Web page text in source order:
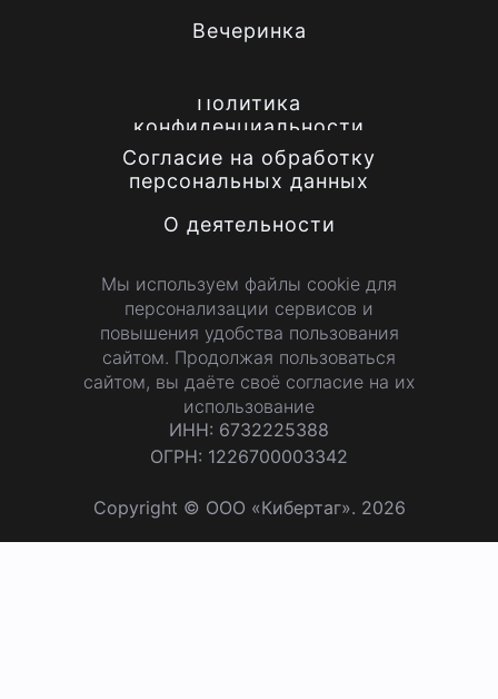
ИНН: 6732225388
ОГРН: 1226700003342
Мы используем файлы cookie для
персонализации сервисов и
повышения удобства пользования
сайтом. Продолжая пользоваться
сайтом, вы даёте своё согласие на их
использование
Copyright © ООО «Кибертаг». 2026
Вечеринка
О деятельности
Согласие на обработку
персональных данных
Политика
конфиденциальности